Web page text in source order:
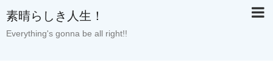
素晴らしき人生！
Everything's gonna be all right!!